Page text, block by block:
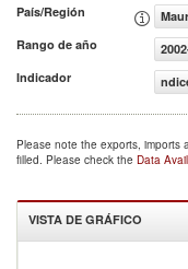
País/Región
Rango de año
Indicador
Please note the exports,
filled. Please check the Data
VISTA DE GRÁFICO